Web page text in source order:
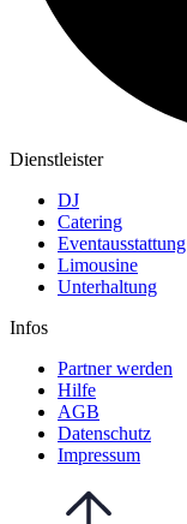
Dienstleister
DJ
Catering
Eventausstattung
Limousine
Unterhaltung
Infos
Partner werden
Hilfe
AGB
Datenschutz
Impressum